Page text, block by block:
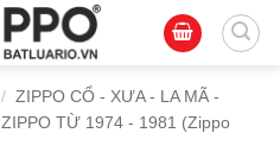
/ ZIPPO CỔ - XƯA - LA MÃ -
ZIPPO TỪ 1974 - 1981 (Zippo